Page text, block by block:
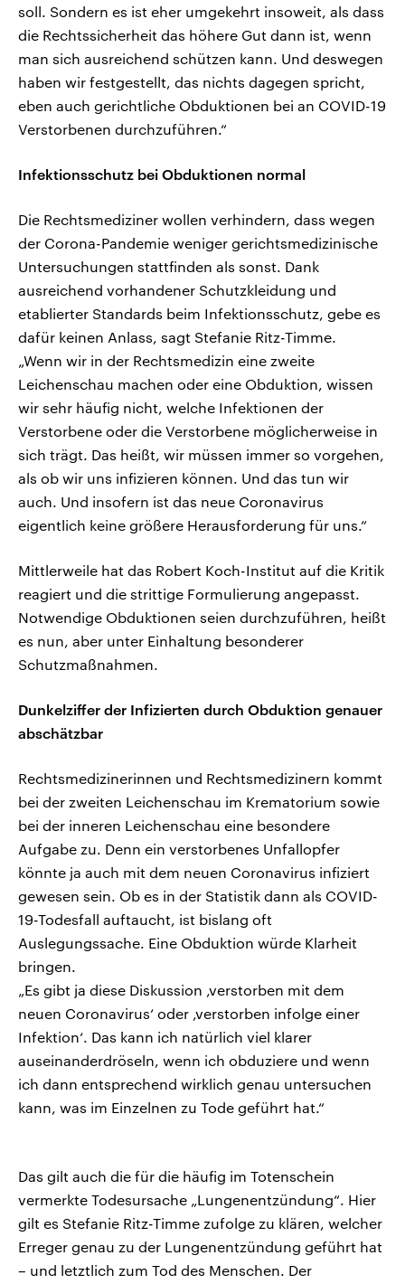
soll. Sondern es ist eher umgekehrt insoweit, als dass
die Rechtssicherheit das höhere Gut dann ist, wenn
man sich ausreichend schützen kann. Und deswegen
haben wir festgestellt, das nichts dagegen spricht,
eben auch gerichtliche Obduktionen bei an COVID-19
Verstorbenen durchzuführen.“
Infektionsschutz bei Obduktionen normal
Die Rechtsmediziner wollen verhindern, dass wegen
der Corona-Pandemie weniger gerichtsmedizinische
Untersuchungen stattfinden als sonst. Dank
ausreichend vorhandener Schutzkleidung und
etablierter Standards beim Infektionsschutz, gebe es
dafür keinen Anlass, sagt Stefanie Ritz-Timme.
„Wenn wir in der Rechtsmedizin eine zweite
Leichenschau machen oder eine Obduktion, wissen
wir sehr häufig nicht, welche Infektionen der
Verstorbene oder die Verstorbene möglicherweise in
sich trägt. Das heißt, wir müssen immer so vorgehen,
als ob wir uns infizieren können. Und das tun wir
auch. Und insofern ist das neue Coronavirus
eigentlich keine größere Herausforderung für uns.“
Mittlerweile hat das Robert Koch-Institut auf die Kritik
reagiert und die strittige Formulierung angepasst.
Notwendige Obduktionen seien durchzuführen, heißt
es nun, aber unter Einhaltung besonderer
Schutzmaßnahmen.
Dunkelziffer der Infizierten durch Obduktion genauer
abschätzbar
Rechtsmedizinerinnen und Rechtsmedizinern kommt
bei der zweiten Leichenschau im Krematorium sowie
bei der inneren Leichenschau eine besondere
Aufgabe zu. Denn ein verstorbenes Unfallopfer
könnte ja auch mit dem neuen Coronavirus infiziert
gewesen sein. Ob es in der Statistik dann als COVID-
19-Todesfall auftaucht, ist bislang oft
Auslegungssache. Eine Obduktion würde Klarheit
bringen.
„Es gibt ja diese Diskussion ‚verstorben mit dem
neuen Coronavirus‘ oder ‚verstorben infolge einer
Infektion‘. Das kann ich natürlich viel klarer
auseinanderdröseln, wenn ich obduziere und wenn
ich dann entsprechend wirklich genau untersuchen
kann, was im Einzelnen zu Tode geführt hat.“
Das gilt auch die für die häufig im Totenschein
vermerkte Todesursache „Lungenentzündung“. Hier
gilt es Stefanie Ritz-Timme zufolge zu klären, welcher
Erreger genau zu der Lungenentzündung geführt hat
– und letztlich zum Tod des Menschen. Der